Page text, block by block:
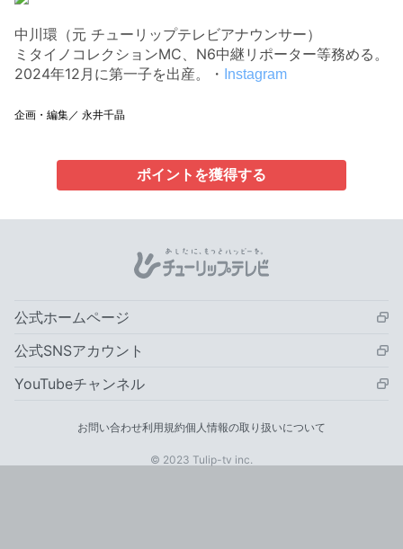
会員登録
中川環（元 チューリップテレビアナウンサー）
ミタイノコレクションMC、N6中継リポーター等務める。
2024年12月に第一子を出産。・
Instagram
企画・編集／ 永井千晶
ポイントを獲得する
公式ホームページ
公式SNSアカウント
YouTubeチャンネル
お問い合わせ利用規約個人情報の取り扱いについて
© 2023 Tulip-tv inc.